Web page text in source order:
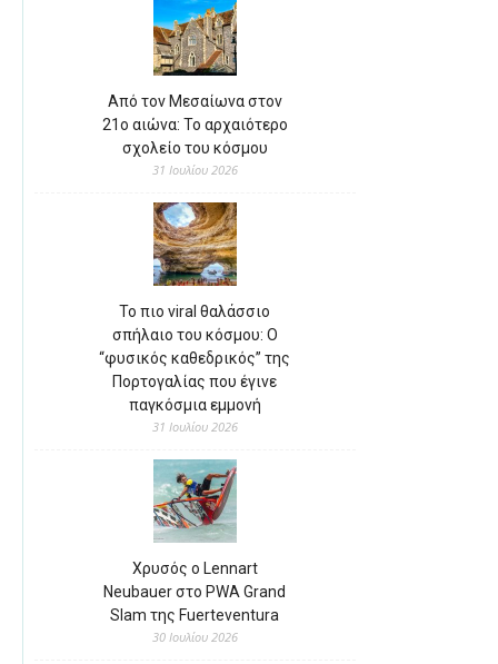
Από τον Μεσαίωνα στον
21ο αιώνα: Το αρχαιότερο
σχολείο του κόσμου
31 Ιουλίου 2026
Το πιο viral θαλάσσιο
σπήλαιο του κόσμου: Ο
“φυσικός καθεδρικός” της
Πορτογαλίας που έγινε
παγκόσμια εμμονή
31 Ιουλίου 2026
Χρυσός ο Lennart
Neubauer στο PWA Grand
Slam της Fuerteventura
30 Ιουλίου 2026